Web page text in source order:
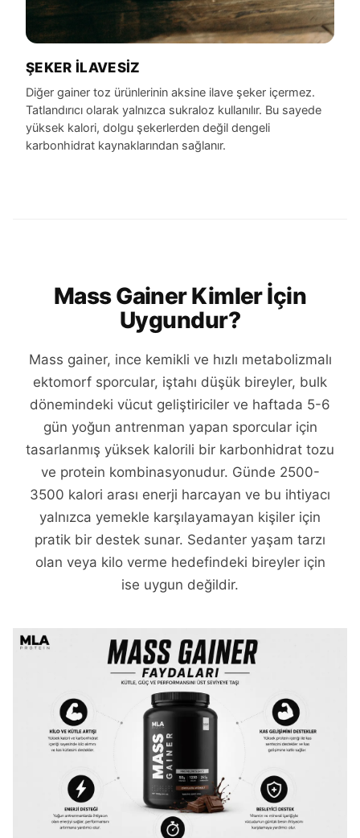
ŞEKER İLAVESIZ
Diğer gainer toz ürünlerinin aksine ilave şeker içermez.
Tatlandırıcı olarak yalnızca sukraloz kullanılır. Bu sayede
yüksek kalori, dolgu şekerlerden değil dengeli
karbonhidrat kaynaklarından sağlanır.
Mass Gainer Kimler İçin
Uygundur?
Mass gainer, ince kemikli ve hızlı metabolizmalı
ektomorf sporcular, iştahı düşük bireyler, bulk
dönemindeki vücut geliştiriciler ve haftada 5-6
gün yoğun antrenman yapan sporcular için
tasarlanmış yüksek kalorili bir karbonhidrat tozu
ve protein kombinasyonudur. Günde 2500-
3500 kalori arası enerji harcayan ve bu ihtiyacı
yalnızca yemekle karşılayamayan kişiler için
pratik bir destek sunar. Sedanter yaşam tarzı
olan veya kilo verme hedefindeki bireyler için
ise uygun değildir.